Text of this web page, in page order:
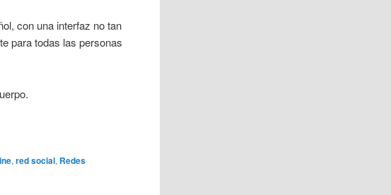
con una interfaz no tan
para todas las personas
,red social, Redes